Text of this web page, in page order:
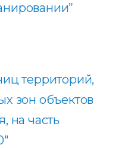
территорий,
зон объектов
на часть